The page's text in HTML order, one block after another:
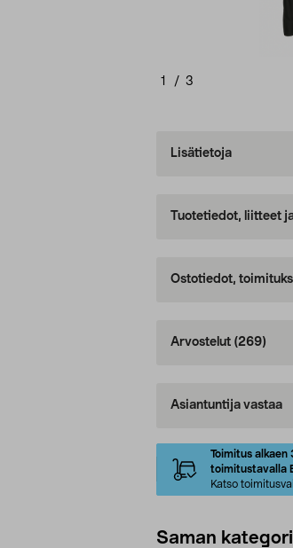
1 / 3
Lisätietoja
Tuotetiedot, liitteet
Ostotiedot,
Arvostelut (269)
Asiantuntija vastaa
Toimitus
toimitustavalla
Katso
Saman